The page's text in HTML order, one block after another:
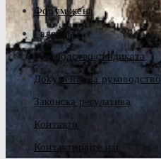
Форум жена
Галерија
Руководство синдиката
Документа за руководство
Законска регулатива
Контакти
Контактирајте нас